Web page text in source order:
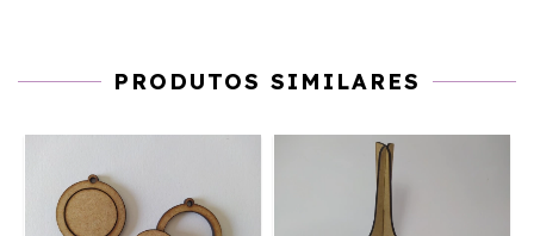
PRODUTOS SIMILARES